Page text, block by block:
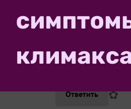
боятся из химии, а
настоев…
проливала,
осталось
Ответить ✿